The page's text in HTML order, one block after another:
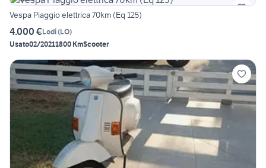
Vespa Piaggio elettrica 70km (Eq 125)
4.000 €Lodi(LO)
Usato02/20211800 KmScooter